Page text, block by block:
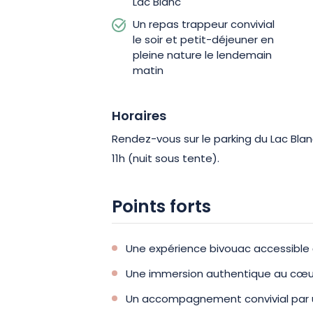
déjeuner. Une expérience simple,
des souvenirs inoubliables en famille.
Un repas trappeur convivial
le soir et petit-déjeuner en
pleine nature le lendemain
matin
Horaires
Rendez-vous sur le parking du Lac
11h (nuit sous tente).
Points forts
Une expérience bivouac
Une immersion authentique au
Un accompagnement convivial